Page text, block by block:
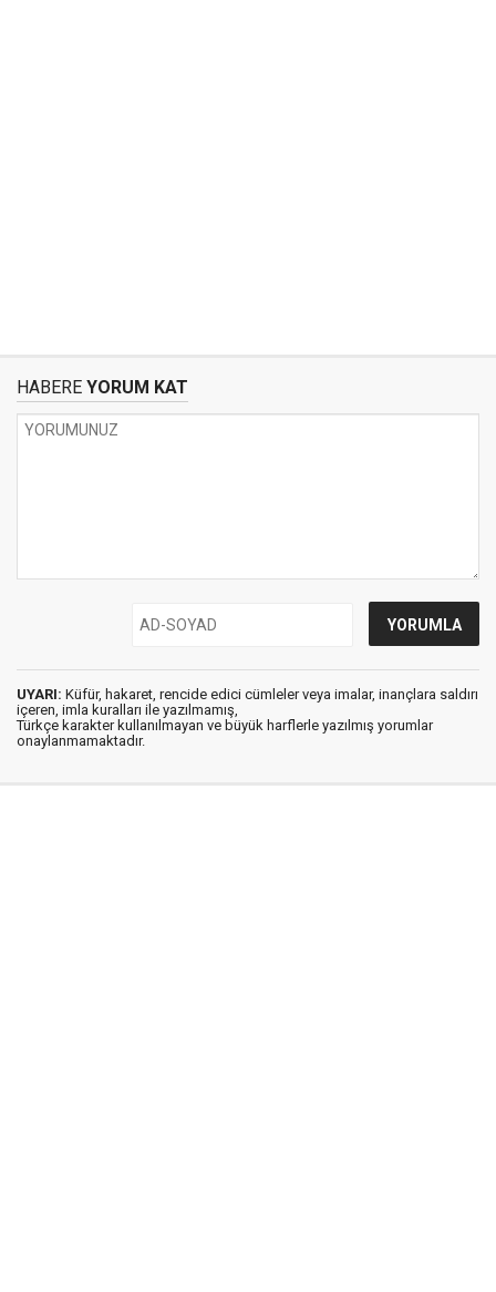
HABERE YORUM KAT
UYARI: Küfür, hakaret, rencide edici cümleler veya imalar, inançlara saldırı
içeren, imla kuralları ile yazılmamış,
Türkçe karakter kullanılmayan ve büyük harflerle yazılmış yorumlar
onaylanmamaktadır.